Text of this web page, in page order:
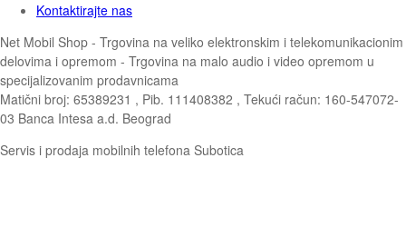
Kontaktirajte nas
Net Mobil Shop - Trgovina na veliko elektronskim i telekomunikacionim
delovima i opremom - Trgovina na malo audio i video opremom u
specijalizovanim prodavnicama
Matični broj: 65389231 , Pib. 111408382 , Tekući račun: 160-547072-
03 Banca Intesa a.d. Beograd
Servis i prodaja mobilnih telefona Subotica